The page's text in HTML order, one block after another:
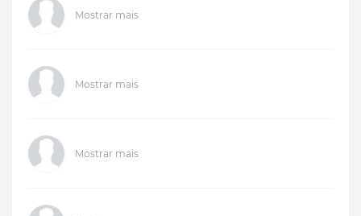
Mostrar mais
Mostrar mais
Mostrar mais